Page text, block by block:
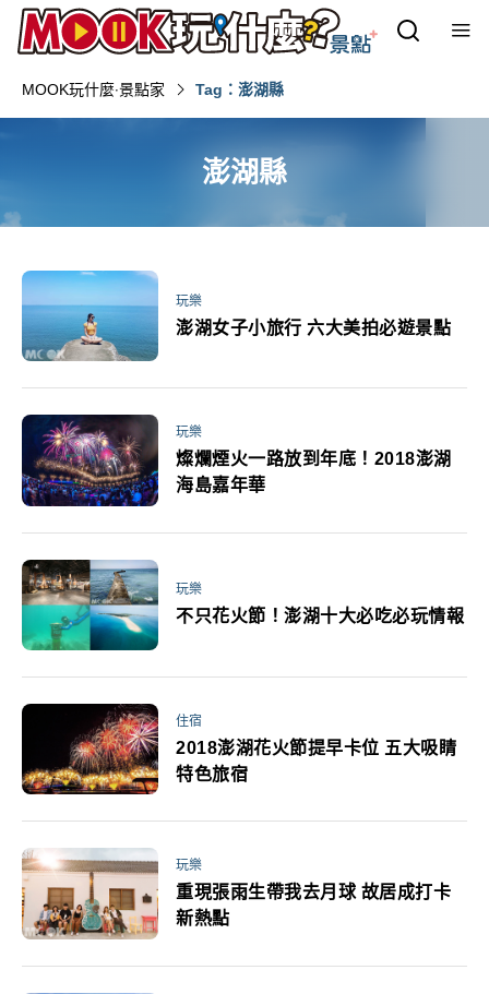
MOOK玩什麼‧景點家 Tag：澎湖縣‎
澎湖縣‎
玩樂
澎湖女子小旅行 六大美拍必遊景點
玩樂
燦爛煙火一路放到年底！2018澎湖
海島嘉年華
玩樂
不只花火節！澎湖十大必吃必玩情報
住宿
2018澎湖花火節提早卡位 五大吸睛
特色旅宿
玩樂
重現張雨生帶我去月球 故居成打卡
新熱點